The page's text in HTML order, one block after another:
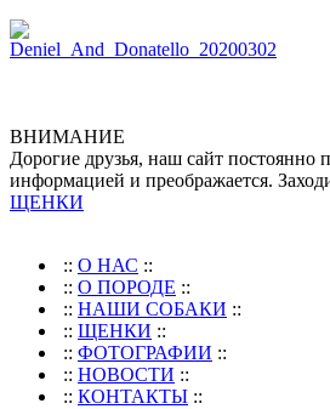
ВНИМАНИЕ
Дорогие друзья, наш сайт постоянно
информацией и преображается.
ЩЕНКИ
:: О НАС ::
:: О ПОРОДЕ ::
:: НАШИ СОБАКИ ::
:: ЩЕНКИ ::
:: ФОТОГРАФИИ ::
:: НОВОСТИ ::
:: КОНТАКТЫ ::